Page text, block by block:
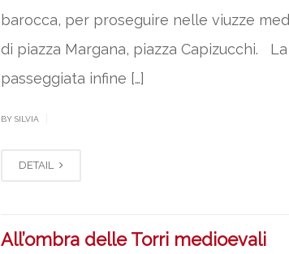
barocca, per proseguire nelle viuzze
di piazza Margana, piazza Capizucchi. La
passeggiata infine […]
BY SILVIA
DETAIL
All’ombra delle Torri medioevali